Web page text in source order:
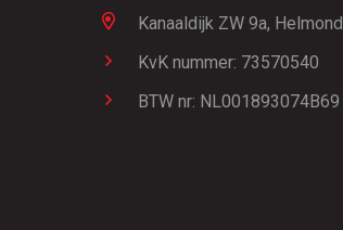
Kanaaldijk ZW 9a, Helmond
KvK nummer: 73570540
BTW nr: NL001893074B69